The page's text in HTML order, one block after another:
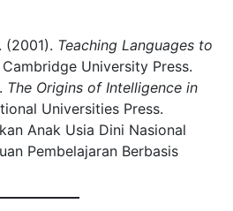
(2001). Teaching Languages to
Cambridge University Press.
The Origins of Intelligence in
Universities Press.
Anak Usia Dini Nasional
Pembelajaran Berbasis